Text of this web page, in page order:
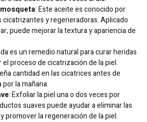
: Este aceite es conocido por
cicatrizantes y regeneradoras. Aplicado
puede mejorar la textura y apariencia de
es un remedio natural para curar heridas
el proceso de cicatrización de la piel.
cantidad en las cicatrices antes de
la mañana.
: Exfoliar la piel una o dos veces por
suaves puede ayudar a eliminar las
promover la regeneración de la piel.